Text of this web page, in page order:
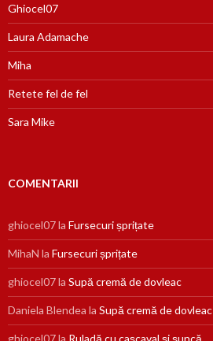
Ghiocel07
Laura Adamache
Miha
Retete fel de fel
Sara Mike
COMENTARII
ghiocel07la Fursecuri șprițate
MihaN la Fursecuri șprițate
ghiocel07la Supă cremă de dovleac
Daniela Blendea la Supă cremă de dovleac
ghiocel07la Ruladă cu cașcaval și șuncă